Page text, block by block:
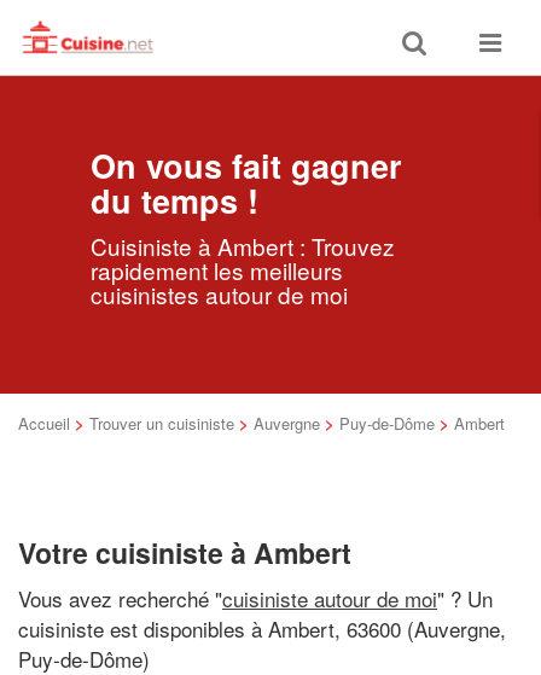
Toggle
search
Toggle
On vous fait gagner
du temps !
Cuisiniste à Ambert : Trouvez
rapidement les meilleurs
cuisinistes autour de moi
Accueil > Trouver un cuisiniste > Auvergne > Puy-de-Dôme > Ambert
Votre cuisiniste à Ambert
Vous avez recherché "cuisiniste autour de moi" ? Un
cuisiniste est disponibles à Ambert, 63600 (Auvergne,
Puy-de-Dôme)